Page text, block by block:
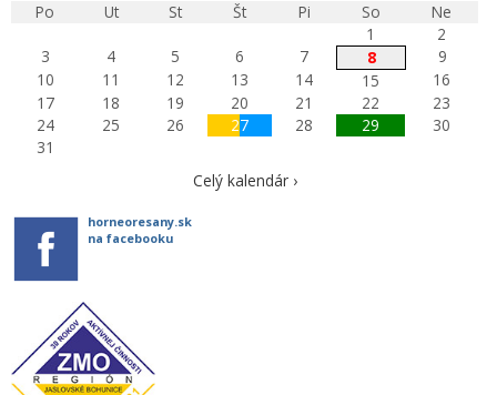
Po
Ut St Št Pi So
Ne
1
2
3
4 5 6 7 8
9
10
11 12 13 14 15
16
17
18 19 20 21 22
23
24
25 26 27 28 29
30
31
Celý kalendár ›
horneoresany.sk
na facebooku